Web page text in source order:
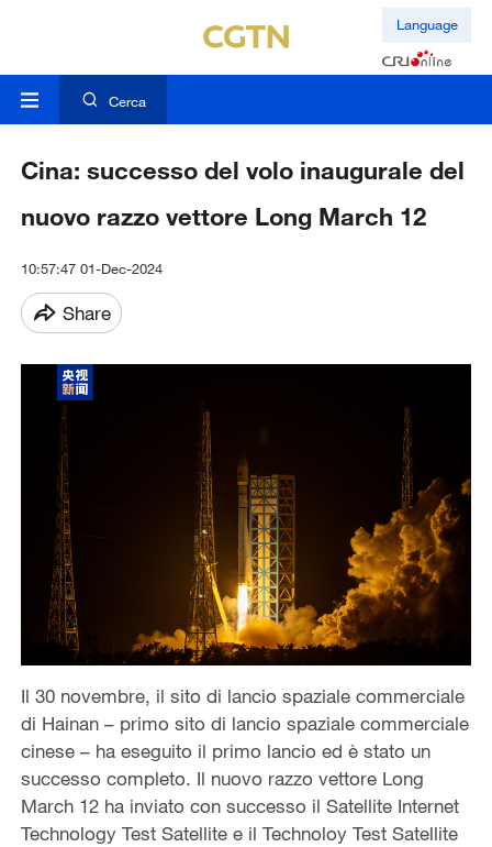
Language
Cerca
Cina: successo del volo inaugurale del
nuovo razzo vettore Long March 12
10:57:47 01-Dec-2024
Share
Il 30 novembre, il sito di lancio spaziale commerciale
di Hainan – primo sito di lancio spaziale commerciale
cinese – ha eseguito il primo lancio ed è stato un
successo completo. Il nuovo razzo vettore Long
March 12 ha inviato con successo il Satellite Internet
Technology Test Satellite e il Technoloy Test Satellite